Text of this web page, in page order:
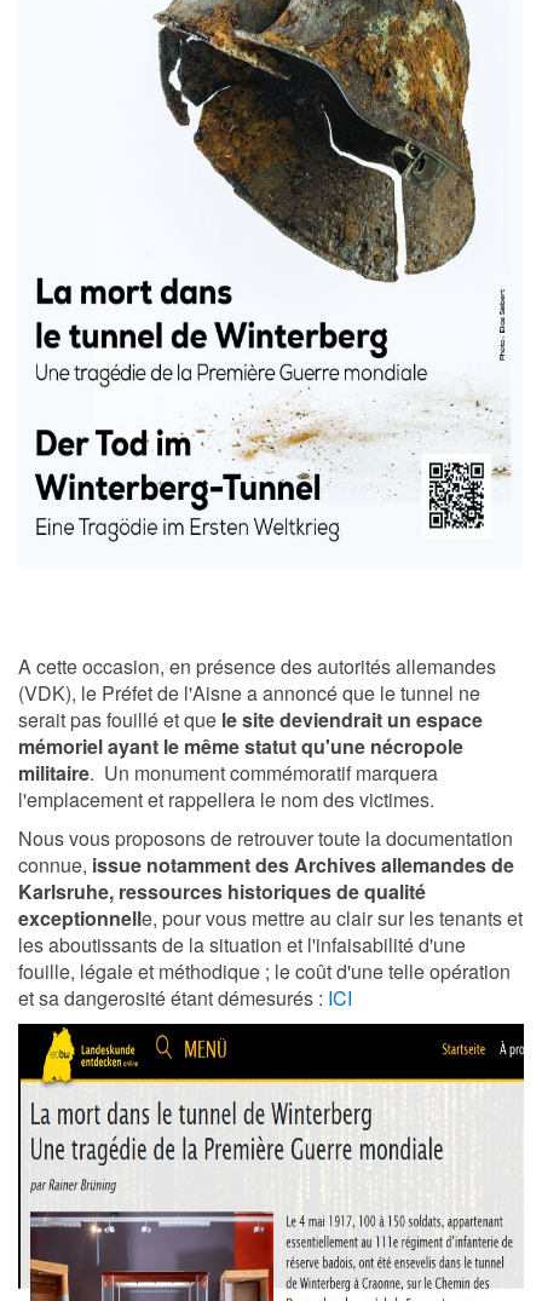
A cette occasion, en présence des autorités allemandes
(VDK), le Préfet de l'Aisne a annoncé que le tunnel ne
serait pas fouillé et que le site deviendrait un espace
mémoriel ayant le même statut qu'une nécropole
militaire. Un monument commémoratif marquera
l'emplacement et rappellera le nom des victimes.
Nous vous proposons de retrouver toute la documentation
connue, issue notamment des Archives allemandes de
Karlsruhe, ressources historiques de qualité
exceptionnelle, pour vous mettre au clair sur les tenants et
les aboutissants de la situation et l'infaisabilité d'une
fouille, légale et méthodique ; le coût d'une telle opération
et sa dangerosité étant démesurés : ICI